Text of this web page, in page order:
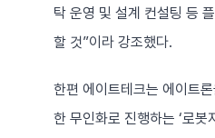
탁 운영 및 설계 컨설팅 등
할 것”이라 강조했다.
한편 에이트테크는 에이트
한 무인화로 진행하는 ‘로봇